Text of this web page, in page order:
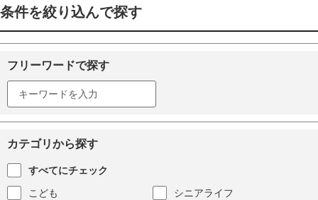
条件を絞り込んで探す
フリーワードで探す
カテゴリから探す
すべてにチェック
こども
シニアライフ